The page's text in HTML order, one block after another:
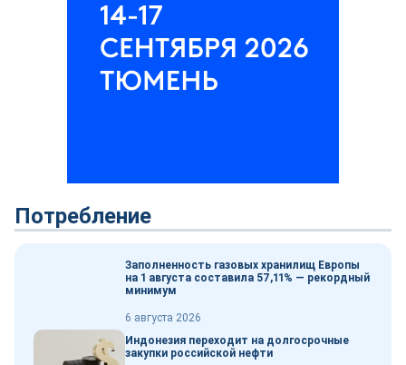
Потребление
Заполненность газовых хранилищ Европы
на 1 августа составила 57,11% — рекордный
минимум
6 августа 2026
Индонезия переходит на долгосрочные
закупки российской нефти